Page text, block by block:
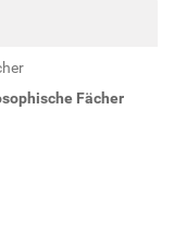
Fächer